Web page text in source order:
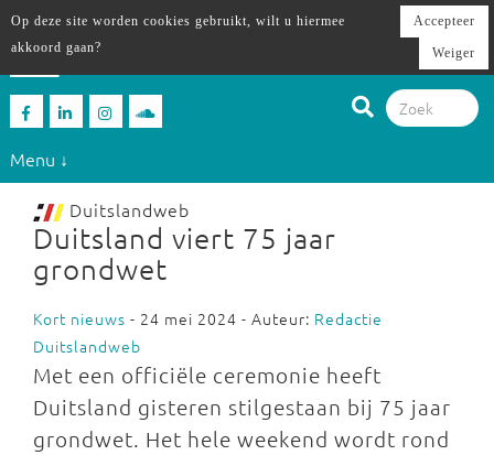
Menu ↓
Duitslandweb
Duitsland viert 75 jaar
grondwet
Kort nieuws - 24 mei 2024 - Auteur: Redactie
Duitslandweb
Met een officiële ceremonie heeft
Duitsland gisteren stilgestaan bij 75 jaar
grondwet. Het hele weekend wordt rond
Op deze site worden cookies gebruikt, wilt u hiermee
akkoord gaan?
Accepteer
Weiger